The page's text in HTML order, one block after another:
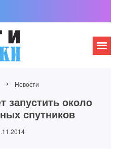
Новости
запустить около
спутников